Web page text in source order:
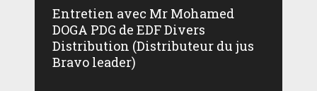
Entretien avec Mr Mohamed
DOGA PDG de EDF Divers
Distribution (Distributeur du jus
Bravo leader)